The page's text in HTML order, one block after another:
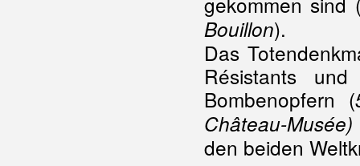
Bouillon).
Das
Résistants
Bombenopfern (
Château-Musée)
den beiden